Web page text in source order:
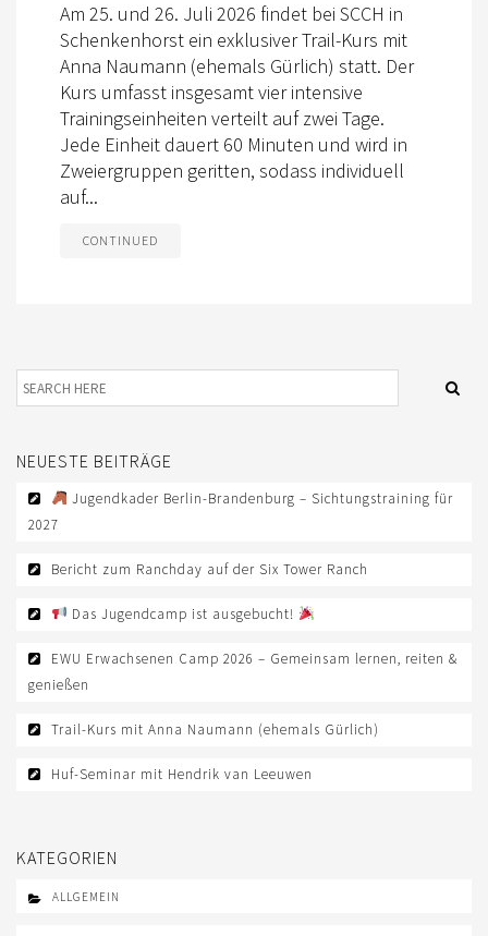
EWU-SHOP
LOGIN
Am 25. und 26. Juli 2026 findet bei SCCH in
Schenkenhorst ein exklusiver Trail-Kurs mit
Anna Naumann (ehemals Gürlich) statt. Der
Kurs umfasst insgesamt vier intensive
Trainingseinheiten verteilt auf zwei Tage.
Jede Einheit dauert 60 Minuten und wird in
Zweiergruppen geritten, sodass individuell
auf...
CONTINUED
NEUESTE BEITRÄGE
Jugendkader Berlin-Brandenburg – Sichtungstraining für
2027
Bericht zum Ranchday auf der Six Tower Ranch
Das Jugendcamp ist ausgebucht!
EWU Erwachsenen Camp 2026 – Gemeinsam lernen, reiten &
genießen
Trail-Kurs mit Anna Naumann (ehemals Gürlich)
Huf-Seminar mit Hendrik van Leeuwen
KATEGORIEN
ALLGEMEIN